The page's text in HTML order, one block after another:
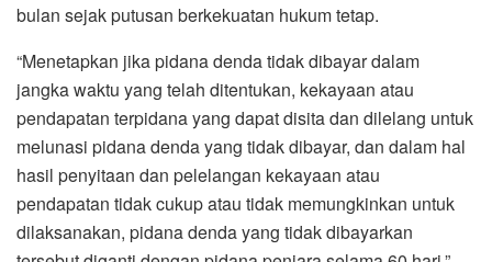
bulan sejak putusan berkekuatan hukum tetap.
“Menetapkan jika pidana denda tidak dibayar dalam
jangka waktu yang telah ditentukan, kekayaan atau
pendapatan terpidana yang dapat disita dan dilelang untuk
melunasi pidana denda yang tidak dibayar, dan dalam hal
hasil penyitaan dan pelelangan kekayaan atau
pendapatan tidak cukup atau tidak memungkinkan untuk
dilaksanakan, pidana denda yang tidak dibayarkan